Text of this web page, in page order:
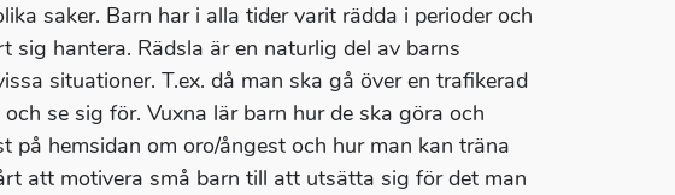
saker. Barn har i alla tider varit rädda i perioder och
sig hantera. Rädsla är en naturlig del av barns
situationer. T.ex. då man ska gå över en trafikerad
se sig för. Vuxna lär barn hur de ska göra och
på hemsidan om oro/ångest och hur man kan träna
att motivera små barn till att utsätta sig för det man